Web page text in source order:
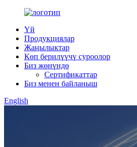
Үй
Продукциялар
Жаңылыктар
Көп берилүүчү суроолор
Биз жөнүндө
Сертификаттар
Биз менен байланыш
English